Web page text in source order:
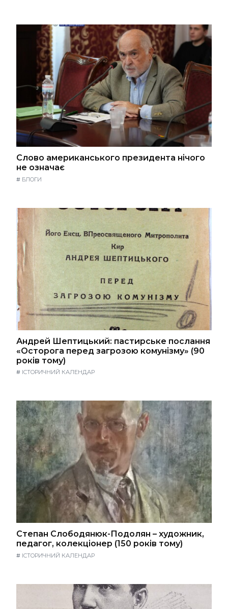
Слово американського президента нічого
не означає
# БЛОГИ
Андрей Шептицький: пастирське послання
«Осторога перед загрозою комунізму» (90
років тому)
# ІСТОРИЧНИЙ КАЛЕНДАР
Степан Слободянюк-Подолян – художник,
педагог, колекціонер (150 років тому)
# ІСТОРИЧНИЙ КАЛЕНДАР